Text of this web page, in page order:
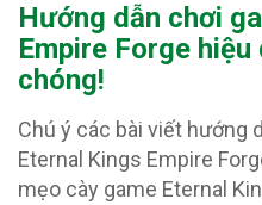
Hướng dẫn chơi
Empire Forge hiệu
chóng!
Chú ý các bài viết hướng
Eternal Kings Empire
mẹo cày game Eternal